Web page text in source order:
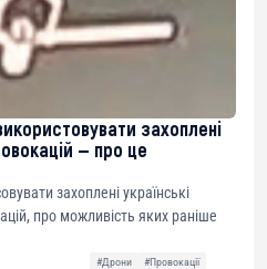
захоплені
— про це
захоплені українські
про можливість яких раніше
#Дрони
#Провокації